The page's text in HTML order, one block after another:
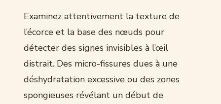
Examinez attentivement la texture de
l’écorce et la base des nœuds pour
détecter des signes invisibles à l’œil
distrait. Des micro-fissures dues à une
déshydratation excessive ou des zones
spongieuses révélant un début de